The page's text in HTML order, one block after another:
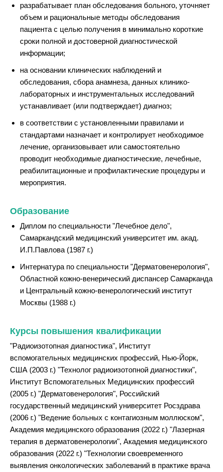
разрабатывает план обследования больного, уточняет
объем и рациональные методы обследования
пациента с целью получения в минимально короткие
сроки полной и достоверной диагностической
информации;
на основании клинических наблюдений и
обследования, сбора анамнеза, данных клинико-
лабораторных и инструментальных исследований
устанавливает (или подтверждает) диагноз;
в соответствии с установленными правилами и
стандартами назначает и контролирует необходимое
лечение, организовывает или самостоятельно
проводит необходимые диагностические, лечебные,
реабилитационные и профилактические процедуры и
мероприятия.
Образование
Диплом по специальности "Лечебное дело",
Самаркандский медицинский университет им. акад.
И.П.Павлова (1987 г.)
Интернатура по специальности "Дерматовенерология",
Областной кожно-венерический диспансер Самарканда
и Центральный кожно-венерологический институт
Москвы (1988 г.)
Курсы повышения квалификации
"Радиоизотопная диагностика", Институт
вспомогательных медицинских профессий, Нью-Йорк,
США (2003 г.) "Технолог радиоизотопной диагностики",
Институт Вспомогательных Медицинских профессий
(2005 г.) "Дерматовенерология", Российский
государственный медицинский университет Росздрава
(2006 г.) "Ведение больных с контагиозным моллюском",
Академия медицинского образования (2022 г.) "Лазерная
терапия в дерматовенерологии", Академия медицинского
образования (2022 г.) "Технологии своевременного
выявления онкологических заболеваний в практике врача